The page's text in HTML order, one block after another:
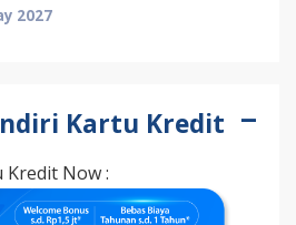
2027
Kartu Kredit
Now :